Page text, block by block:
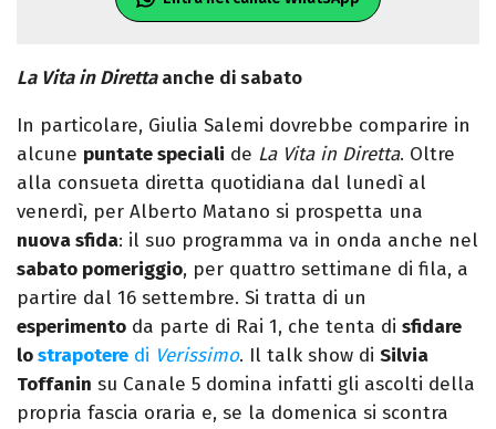
La Vita in Direttaanche di sabato
In particolare, Giulia Salemi dovrebbe comparire in
alcune puntate speciali de La Vita in Diretta. Oltre
alla consueta diretta quotidiana dal lunedì al
venerdì, per Alberto Matano si prospetta una
nuova sfida: il suo programma va in onda anche nel
sabato pomeriggio, per quattro settimane di fila, a
partire dal 16 settembre. Si tratta di un
esperimento da parte di Rai 1, che tenta di sfidare
lostrapotere di Verissimo. Il talk show di Silvia
Toffanin su Canale 5 domina infatti gli ascolti della
propria fascia oraria e, se la domenica si scontra